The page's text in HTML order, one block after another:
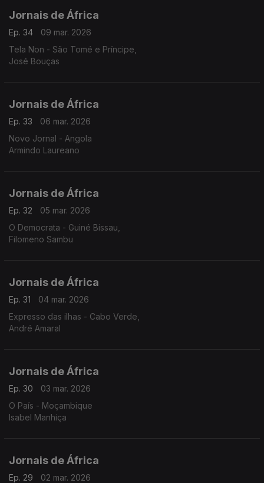
Jornais de África
Ep. 34
09 mar. 2026
Tela Non - São Tomé e Príncipe,
José Bouças
Jornais de África
Ep. 33
06 mar. 2026
Novo Jornal - Angola
Armindo Laureano
Jornais de África
Ep. 32
05 mar. 2026
O Democrata - Guiné Bissau,
Filomeno Sambu
Jornais de África
Ep. 31
04 mar. 2026
Expresso das ilhas - Cabo Verde,
André Amaral
Jornais de África
Ep. 30
03 mar. 2026
O País - Moçambique
Isabel Manhiça
Jornais de África
Ep. 29
02 mar. 2026